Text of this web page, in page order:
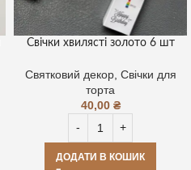
Свічки хвилясті золото 6 шт
Святковий декор, Свічки для
торта
40,00 ₴
ДОДАТИ В КОШИК